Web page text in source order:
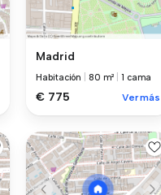
Madrid
Habitación 80 m² |1 cama
€ 775 Ver más